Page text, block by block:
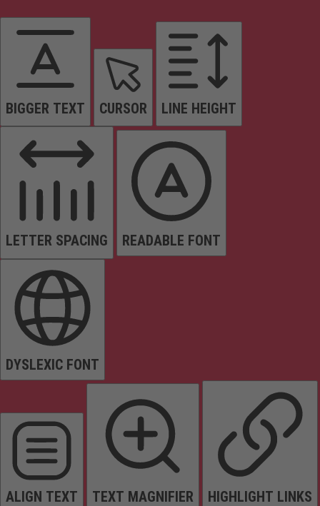
BIGGER TEXT CURSOR LINE HEIGHT
LETTER SPACING READABLE FONT
DYSLEXIC FONT
ALIGN TEXT TEXT MAGNIFIER HIGHLIGHT LINKS